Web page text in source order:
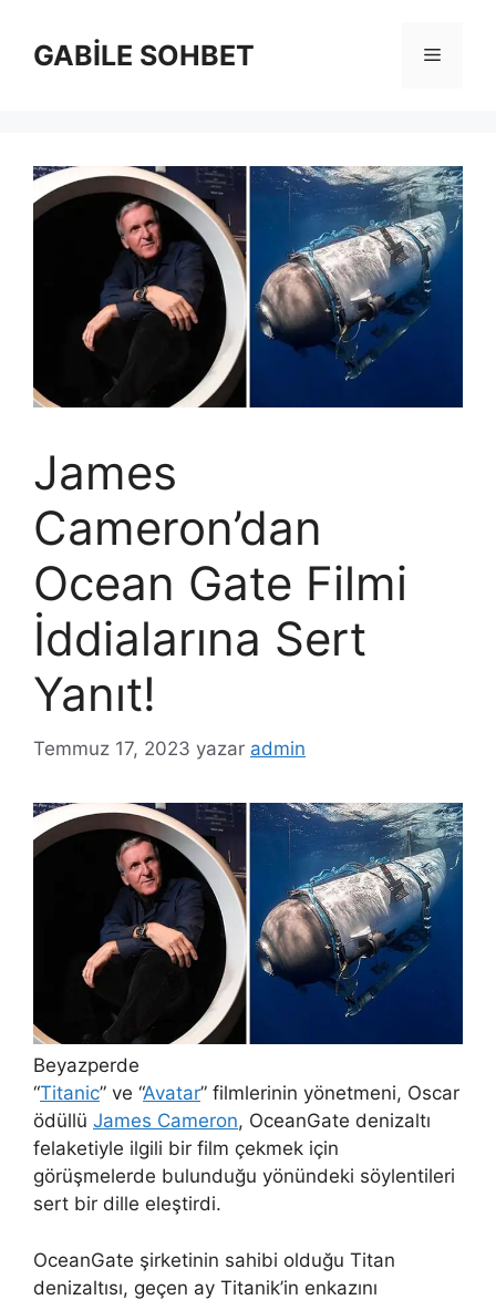
GABİLE SOHBET Menü
James
Cameron’dan
Ocean Gate Filmi
İddialarına Sert
Yanıt!
Temmuz 17, 2023 yazar admin
Beyazperde
“Titanic” ve “Avatar” filmlerinin yönetmeni, Oscar
ödüllü James Cameron, OceanGate denizaltı
felaketiyle ilgili bir film çekmek için
görüşmelerde bulunduğu yönündeki söylentileri
sert bir dille eleştirdi.
OceanGate şirketinin sahibi olduğu Titan
denizaltısı, geçen ay Titanik’in enkazını